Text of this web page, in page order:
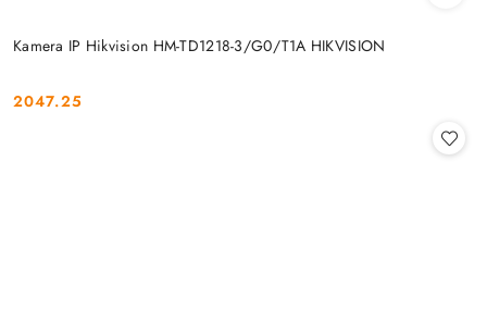
Kamera IP Hikvision HM-TD1218-3/G0/T1A HIKVISION
Cena:
2047.25